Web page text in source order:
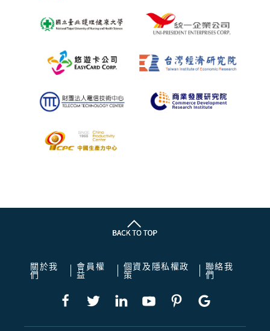
關於我
們
會員權
益
個資及隱私權政
策
聯絡我
們